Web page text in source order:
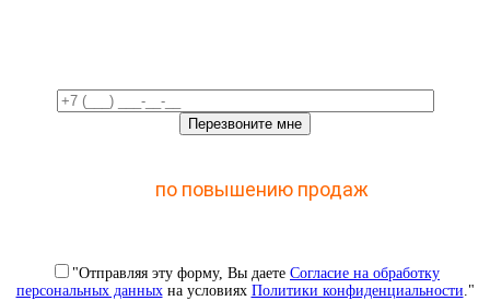
по повышению продаж
"Отправляя эту форму, Вы даете Согласие на обработку
персональных данныхна условиях Политики конфиденциальности."